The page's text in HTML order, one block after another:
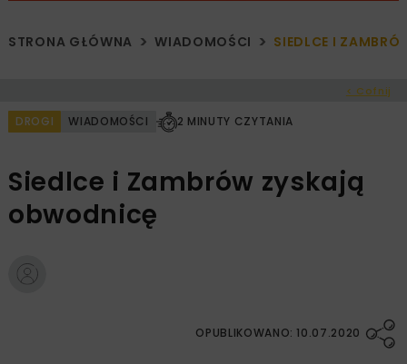
STRONA GŁÓWNA WIADOMOŚCI SIEDLCE I
< Cofnij
DROGI WIADOMOŚCI 2 MINUTY CZYTANIA
Siedlce i Zambrów zyskają
obwodnicę
OPUBLIKOWANO: 10.07.2020